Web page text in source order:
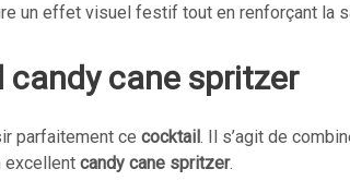
un effet visuel festif tout en renforçant la
cane spritzer
parfaitement ce cocktail. Il s’agit de
excellent candy cane spritzer.